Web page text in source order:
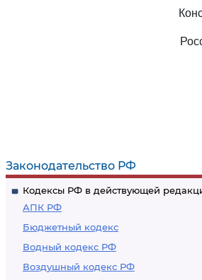
Законодательство РФ
Кодексы РФ в действующей
АПК РФ
Бюджетный кодекс
Водный кодекс РФ
Воздушный кодекс РФ